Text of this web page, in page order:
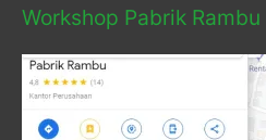
Workshop Pabrik Rambu